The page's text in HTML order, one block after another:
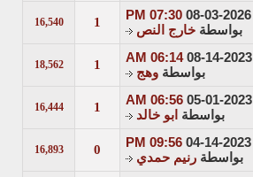
08-03-2026
07:30 PM
بواسطة خارج النص
1
16,540
08-14-2023
06:14 AM
بواسطة وهج
1
18,562
05-01-2023
06:56 AM
بواسطة ابو خالد
1
16,444
04-14-2023
09:56 PM
بواسطة رنيم حمدي
0
16,893